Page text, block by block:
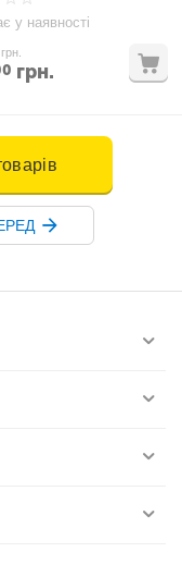
у наявності
грн.
грн.